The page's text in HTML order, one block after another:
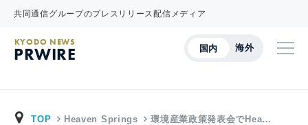
共同通信グループのプレスリリース配信メディア
国内 海外
KYODO NEWS
PRWIRE
TOP Heaven Springs 環境産業政策発表会でHea…